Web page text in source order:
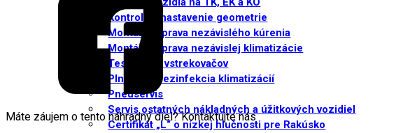
Kontrola a nastavenie geometrie
Montáž a oprava nezávislého kúrenia
Montáž a oprava nezávislej klimatizácie
Testovanie vstrekovačov
Plnenie a dezinfekcia klimatizácií
Pneuservis
Servis ostatných nákladných a úžitkových vozidiel
Certifikát „L“ o nízkej hlučnosti pre Rakúsko
Máte záujem o tento náhradný diel? Kontaktujte nás